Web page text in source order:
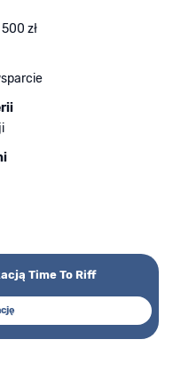
zł
Time To Riff